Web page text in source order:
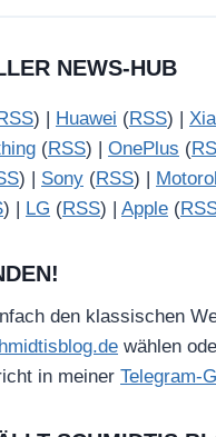
NEWS-HUB
) | Huawei (RSS) |
(RSS) | OnePlus (
) | Sony (RSS) |
) | LG (RSS) | Apple (
den klassischen
wählen
in meiner Telegram-